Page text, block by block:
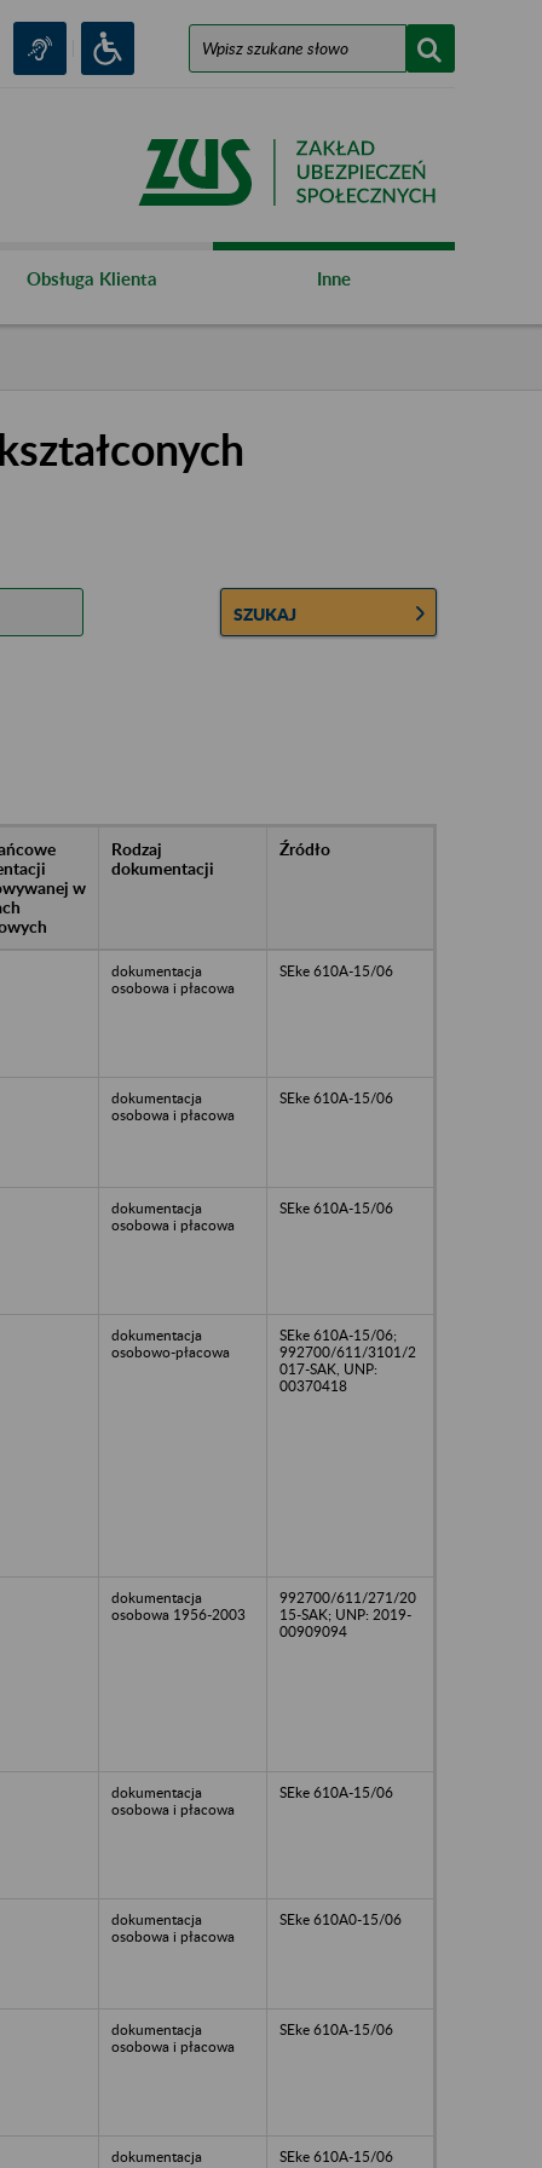
Obsługa Klienta Inne
SZUKAJ
w
Rodzaj
dokumentacji
Źródło
dokumentacja
osobowa i płacowa
SEke 610A-15/06
dokumentacja
osobowa i płacowa
SEke 610A-15/06
dokumentacja
osobowa i płacowa
SEke 610A-15/06
dokumentacja
osobowo-płacowa
SEke 610A-15/06;
992700/611/3101/2
017-SAK, UNP:
00370418
dokumentacja
osobowa 1956-2003
992700/611/271/20
15-SAK; UNP: 2019-
00909094
dokumentacja
osobowa i płacowa
SEke 610A-15/06
dokumentacja
osobowa i płacowa
SEke 610A0-15/06
dokumentacja
osobowa i płacowa
SEke 610A-15/06
dokumentacja
SEke 610A-15/06